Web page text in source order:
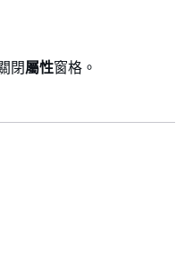
閉屬性窗格。